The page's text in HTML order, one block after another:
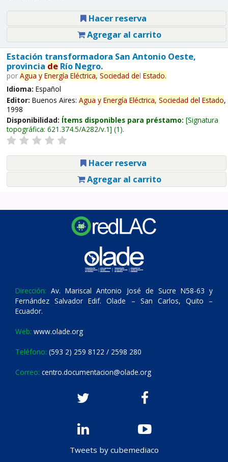
Hacer reserva
Agregar al carrito
Estación transformadora San Antonio Oeste,
provincia deRío Negro.
por Agua y Energía Eléctrica, Sociedad del Estado.
Idioma: Español
Editor: Buenos Aires: Agua y Energía Eléctrica, Sociedad del Estado,
1998
Disponibilidad: Ítems disponibles para préstamo: Signatura
topográfica: 621.374.5/A282/v.1 (1).
Hacer reserva
Agregar al carrito
Dirección: Av. Mariscal Antonio José de Sucre N58-63 y
Fernández Salvador Edif. Olade – San Carlos, Quito –
Ecuador.
Web: www.olade.org
Teléfono: (593 2) 259 8122 / 2598 280
Correo: centro.documentacion@olade.org
Tweets by cubemediaco